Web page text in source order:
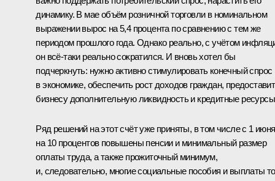
динамику. В мае объём розничной торговли в номинальном
выражении вырос на 5,4 процента по сравнению с тем же
периодом прошлого года. Однако реально, с учётом
он всё-таки реально сократился. И вновь хотел бы
подчеркнуть: нужно активно стимулировать конечный спрос
в экономике, обеспечить рост доходов граждан,
бизнесу дополнительную ликвидность и кредитные
Ряд решений на этот счёт уже приняты, в том числе с 1 июня
на 10 процентов повышены пенсии и минимальный размер
оплаты труда, а также прожиточный минимум,
и, следовательно, многие социальные пособия и выплаты